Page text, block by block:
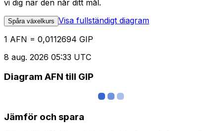
vi dig när den når ditt mål.
Spåra växelkurs Visa fullständigt diagram
1 AFN = 0,0112694 GIP
8 aug. 2026 05:33 UTC
Diagram AFN till GIP
Jämför och spara